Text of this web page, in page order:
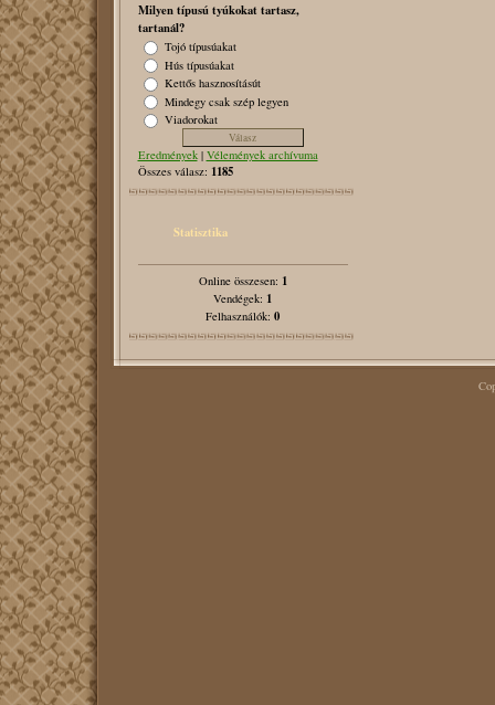
Milyen típusú tyúkokat tartasz,
tartanál?
Tojó típusúakat
Hús típusúakat
Kettős hasznosításút
Mindegy csak szép legyen
Viadorokat
Eredmények| Vélemények archívuma
Összes válasz: 1185
Statisztika
Online összesen: 1
Vendégek: 1
Felhasználók: 0